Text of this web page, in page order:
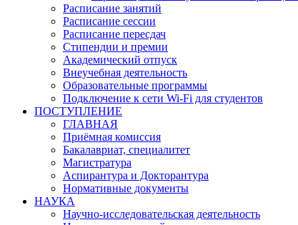
Расписание занятий
Расписание сессии
Расписание пересдач
Стипендии и премии
Академический отпуск
Внеучебная деятельность
Образовательные программы
Подключение к сети Wi-Fi для студентов
ПОСТУПЛЕНИЕ
ГЛАВНАЯ
Приёмная комиссия
Бакалавриат, специалитет
Магистратура
Аспирантура и Докторантура
Нормативные документы
НАУКА
Научно-исследовательская деятельность